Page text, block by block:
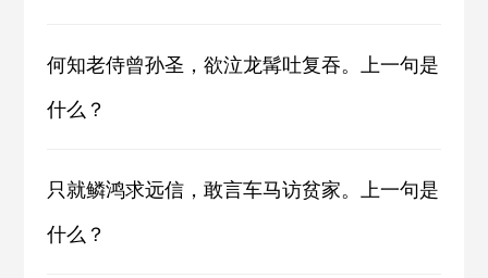
何知老侍曾孙圣，欲泣龙髯吐复吞。上一句是
什么？
只就鳞鸿求远信，敢言车马访贫家。上一句是
什么？